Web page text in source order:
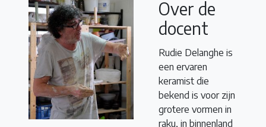
Over de
docent
Rudie Delanghe is
een ervaren
keramist die
bekend is voor zijn
grotere vormen in
raku, in binnenland